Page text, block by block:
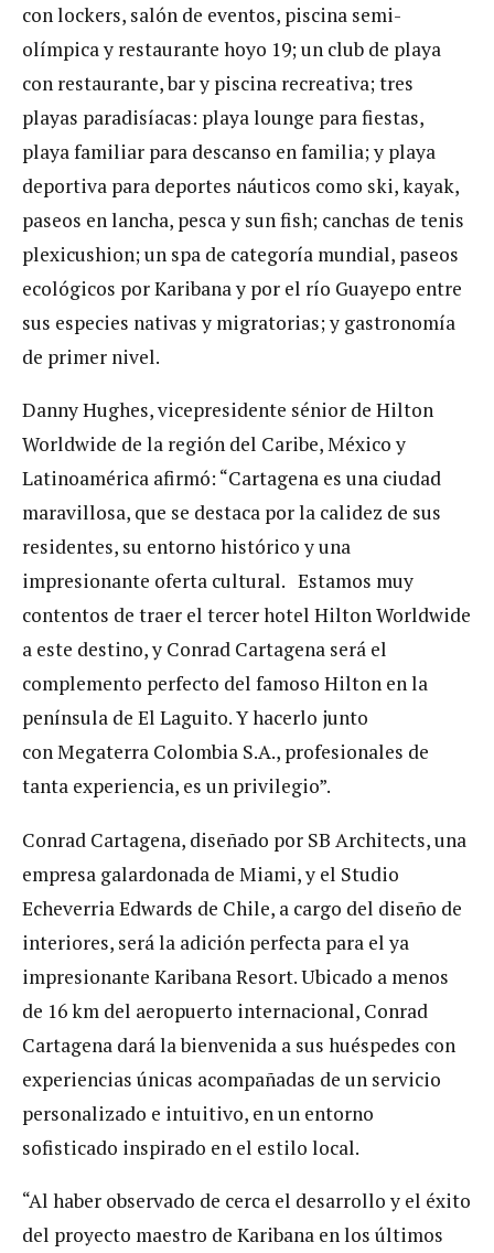
con lockers, salón de eventos, piscina semi-
olímpica y restaurante hoyo 19; un club de playa
con restaurante, bar y piscina recreativa; tres
playas paradisíacas: playa lounge para fiestas,
playa familiar para descanso en familia; y playa
deportiva para deportes náuticos como ski, kayak,
paseos en lancha, pesca y sun fish; canchas de tenis
plexicushion; un spa de categoría mundial, paseos
ecológicos por Karibana y por el río Guayepo entre
sus especies nativas y migratorias; y gastronomía
de primer nivel.
Danny Hughes, vicepresidente sénior de Hilton
Worldwide de la región del Caribe, México y
Latinoamérica afirmó: “Cartagena es una ciudad
maravillosa, que se destaca por la calidez de sus
residentes, su entorno histórico y una
impresionante oferta cultural. Estamos muy
contentos de traer el tercer hotel Hilton Worldwide
a este destino, y Conrad Cartagena será el
complemento perfecto del famoso Hilton en la
península de El Laguito. Y hacerlo junto
con Megaterra Colombia S.A., profesionales de
tanta experiencia, es un privilegio”.
Conrad Cartagena, diseñado por SB Architects, una
empresa galardonada de Miami, y el Studio
Echeverria Edwards de Chile, a cargo del diseño de
interiores, será la adición perfecta para el ya
impresionante Karibana Resort. Ubicado a menos
de 16 km del aeropuerto internacional, Conrad
Cartagena dará la bienvenida a sus huéspedes con
experiencias únicas acompañadas de un servicio
personalizado e intuitivo, en un entorno
sofisticado inspirado en el estilo local.
“Al haber observado de cerca el desarrollo y el éxito
del proyecto maestro de Karibana en los últimos